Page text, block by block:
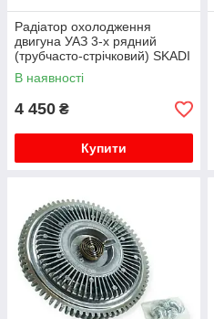
Радіатор охолодження
двигуна УАЗ 3-х рядний
(трубчасто-стрічковий) SKADI
В наявності
4 450 ₴
Купити